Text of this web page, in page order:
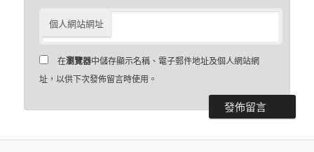
個人網站網址
在瀏覽器中儲存顯示名稱、電子郵件地址及個人網站網
址，以供下次發佈留言時使用。